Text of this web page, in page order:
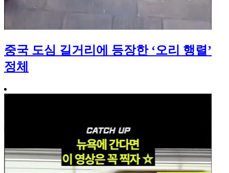
중국 도심 길거리에 등장한 ‘오리 행렬’
정체